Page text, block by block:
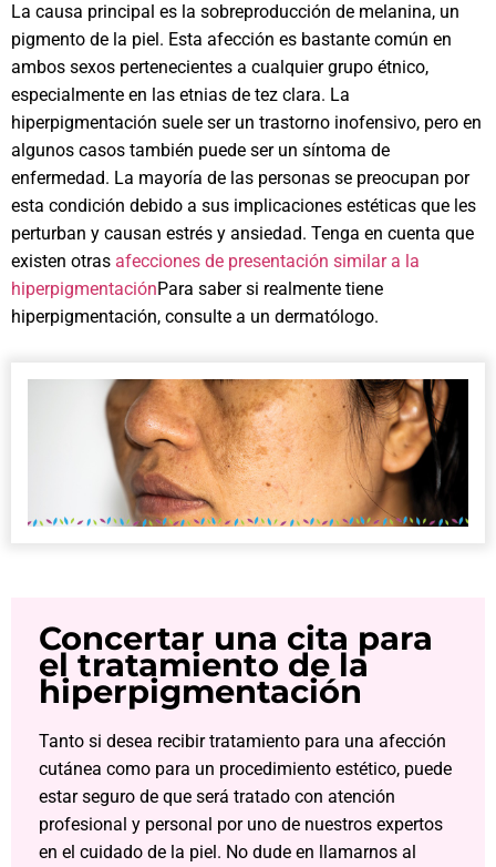
La causa principal es la sobreproducción de melanina, un
pigmento de la piel. Esta afección es bastante común en
ambos sexos pertenecientes a cualquier grupo étnico,
especialmente en las etnias de tez clara. La
hiperpigmentación suele ser un trastorno inofensivo, pero en
algunos casos también puede ser un síntoma de
enfermedad. La mayoría de las personas se preocupan por
esta condición debido a sus implicaciones estéticas que les
perturban y causan estrés y ansiedad. Tenga en cuenta que
existen otras afecciones de presentación similar a la
hiperpigmentaciónPara saber si realmente tiene
hiperpigmentación, consulte a un dermatólogo.
Concertar una cita para
el tratamiento de la
hiperpigmentación
Tanto si desea recibir tratamiento para una afección
cutánea como para un procedimiento estético, puede
estar seguro de que será tratado con atención
profesional y personal por uno de nuestros expertos
en el cuidado de la piel. No dude en llamarnos al